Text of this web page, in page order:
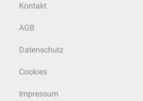
Kontakt
AGB
Datenschutz
Cookies
Impressum